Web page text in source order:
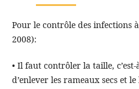
Pour le contrôle des infections
2008):
• Il faut contrôler la taille,
d’enlever les rameaux secs et